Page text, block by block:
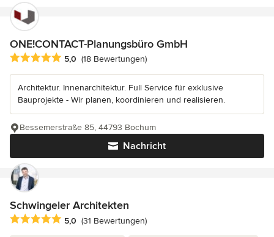
ONE!CONTACT-Planungsbüro GmbH
Durchschnittliche Bewertung: 5 von 5 Sternen
5,0 (18 Bewertungen)
Architektur. Innenarchitektur. Full Service für exklusive
Bauprojekte - Wir planen, koordinieren und realisieren.
Nachricht
Bessemerstraße 85, 44793 Bochum
Schwingeler Architekten
Durchschnittliche Bewertung: 5 von 5 Sternen
5,0 (31 Bewertungen)